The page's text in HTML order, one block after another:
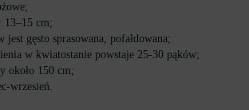
13–15 cm;
jest gęsto sprasowana, pofałdowana;
w kwiatostanie powstaje 25-30 pąków;
około 150 cm;
wrzesień.